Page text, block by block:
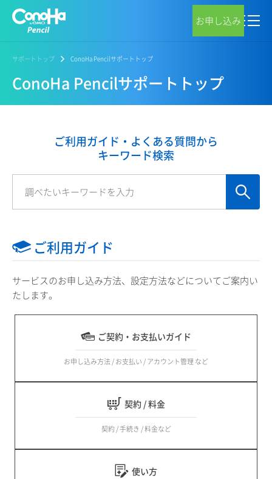
お申し込み
サポートトップ ConoHa Pencilサポートトップ
ConoHa Pencilサポートトップ
ご利用ガイド・よくある質問から
キーワード検索
ご利用ガイド
サービスのお申し込み方法、設定方法などについてご案内い
たします。
ご契約・お支払いガイド
お申し込み方法 / お支払い / アカウント管理 など
契約 / 料金
契約 / 手続き / 料金など
使い方